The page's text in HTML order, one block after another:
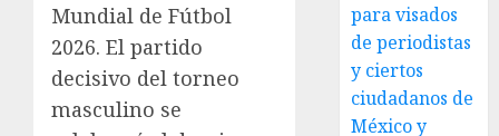
Mundial de Fútbol
2026. El partido
decisivo del torneo
masculino se
para visados
de periodistas
y ciertos
ciudadanos de
México y